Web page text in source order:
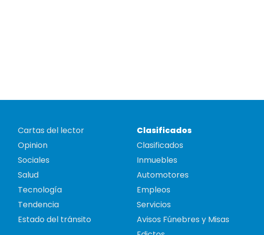
Cartas del lector
Opinion
Sociales
Salud
Tecnología
Tendencia
Estado del tránsito
Clasificados
Clasificados
Inmuebles
Automotores
Empleos
Servicios
Avisos Fúnebres y Misas